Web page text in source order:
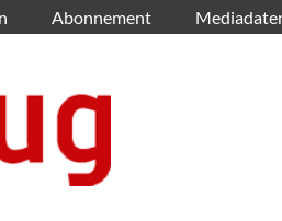
Abonnement